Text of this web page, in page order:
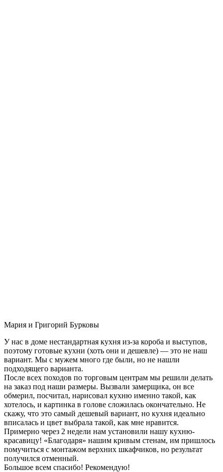
Мария и Григорий Бурковы
У нас в доме нестандартная кухня из-за короба и выступов,
поэтому готовые кухни (хоть они и дешевле) — это не наш
вариант. Мы с мужем много где были, но не нашли
подходящего варианта.
После всех походов по торговым центрам мы решили делать
на заказ под наши размеры. Вызвали замерщика, он все
обмерил, посчитал, нарисовал кухню именно такой, как
хотелось, и картинка в голове сложилась окончательно. Не
скажу, что это самый дешевый вариант, но кухня идеально
вписалась и цвет выбрала такой, как мне нравится.
Примерно через 2 недели нам установили нашу кухню-
красавицу! «Благодаря» нашим кривым стенам, им пришлось
помучиться с монтажом верхних шкафчиков, но результат
получился отменный.
Большое всем спасибо! Рекомендую!